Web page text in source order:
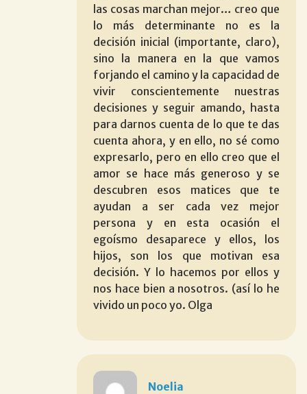
las cosas marchan mejor… creo que
lo más determinante no es la
decisión inicial (importante, claro),
sino la manera en la que vamos
forjando el camino y la capacidad de
vivir conscientemente nuestras
decisiones y seguir amando, hasta
para darnos cuenta de lo que te das
cuenta ahora, y en ello, no sé como
expresarlo, pero en ello creo que el
amor se hace más generoso y se
descubren esos matices que te
ayudan a ser cada vez mejor
persona y en esta ocasión el
egoísmo desaparece y ellos, los
hijos, son los que motivan esa
decisión. Y lo hacemos por ellos y
nos hace bien a nosotros. (así lo he
vivido un poco yo. Olga
Noelia